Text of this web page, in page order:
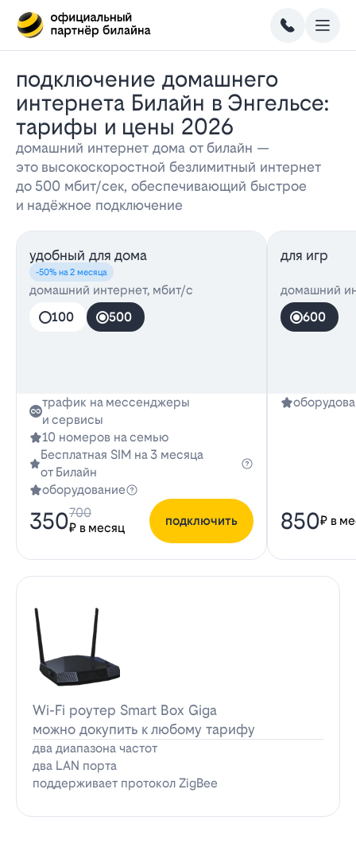
Подключение домашнего
интернета Билайн в Энгельсе:
тарифы и цены 2026
домашний интернет дома от билайн —
это высокоскоростной безлимитный интернет
до 500 мбит/сек, обеспечивающий быстрое
и надёжное подключение
удобный для дома
-50% на 2 месяца
домашний интернет, мбит/с
100
500
трафик на мессенджеры
и сервисы
10 номеров на семью
Бесплатная SIM на 3 месяца
от Билайн
оборудование
350₽ в месяц
700
подключить
для игр
домашний
600
850₽ в
Wi-Fi роутер Smart Box Giga
можно докупить к любому тарифу
два диапазона частот
два LAN порта
поддерживает протокол ZigBee